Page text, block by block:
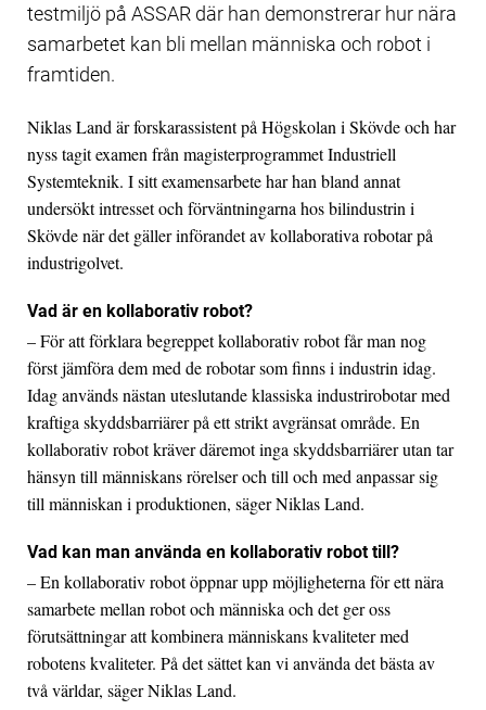
testmiljö på ASSAR där han demonstrerar hur nära
samarbetet kan bli mellan människa och robot i
framtiden.
Niklas Land är forskarassistent på Högskolan i Skövde och har
nyss tagit examen från magisterprogrammet Industriell
Systemteknik. I sitt examensarbete har han bland annat
undersökt intresset och förväntningarna hos bilindustrin i
Skövde när det gäller införandet av kollaborativa robotar på
industrigolvet.
Vad är en kollaborativ robot?
– För att förklara begreppet kollaborativ robot får man nog
först jämföra dem med de robotar som finns i industrin idag.
Idag används nästan uteslutande klassiska industrirobotar med
kraftiga skyddsbarriärer på ett strikt avgränsat område. En
kollaborativ robot kräver däremot inga skyddsbarriärer utan tar
hänsyn till människans rörelser och till och med anpassar sig
till människan i produktionen, säger Niklas Land.
Vad kan man använda en kollaborativ robot till?
– En kollaborativ robot öppnar upp möjligheterna för ett nära
samarbete mellan robot och människa och det ger oss
förutsättningar att kombinera människans kvaliteter med
robotens kvaliteter. På det sättet kan vi använda det bästa av
två världar, säger Niklas Land.